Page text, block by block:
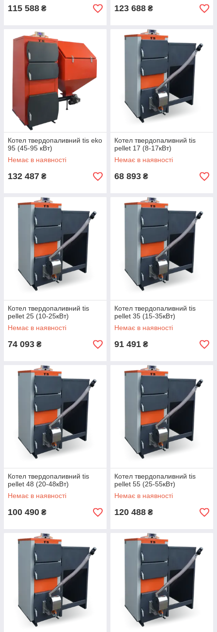
115 588 ₴ 123 688 ₴
Котел твердопаливний tis eko
95 (45-95 кВт)
Немає в наявності
132 487 ₴
Котел твердопаливний tis
pellet 17 (8-17кВт)
Немає в наявності
68 893 ₴
Котел твердопаливний tis
pellet 25 (10-25кВт)
Немає в наявності
74 093 ₴
Котел твердопаливний tis
pellet 35 (15-35кВт)
Немає в наявності
91 491 ₴
Котел твердопаливний tis
pellet 48 (20-48кВт)
Немає в наявності
100 490 ₴
Котел твердопаливний tis
pellet 55 (25-55кВт)
Немає в наявності
120 488 ₴